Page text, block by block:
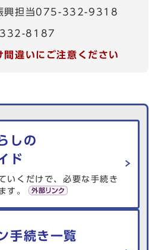
興担当075-332-9318
8187
間違いにご注意ください
しの
ド
いくだけで、必要な手続き
す。
手続き一覧